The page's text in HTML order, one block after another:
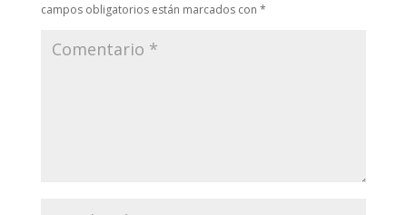
campos obligatorios están marcados con *